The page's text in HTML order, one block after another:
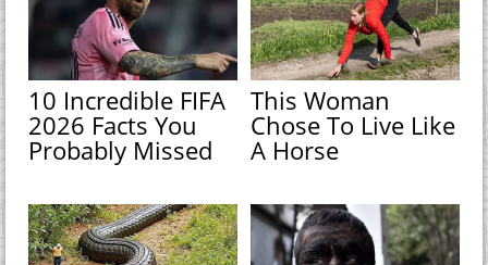
10 Incredible FIFA
2026 Facts You
Probably Missed
This Woman
Chose To Live Like
A Horse